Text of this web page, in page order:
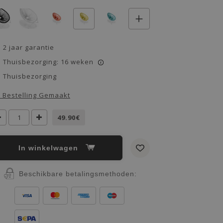
2 jaar garantie
Thuisbezorging: 16 weken
i
Thuisbezorging
Bestelling Gemaakt
49.90€
In winkelwagen
Beschikbare betalingsmethoden: